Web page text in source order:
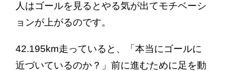
人はゴールを見るとやる気が出てモチベーシ
ョンが上がるのです。
42.195km走っていると、「本当にゴールに
近づいているのか？」前に進むために足を動